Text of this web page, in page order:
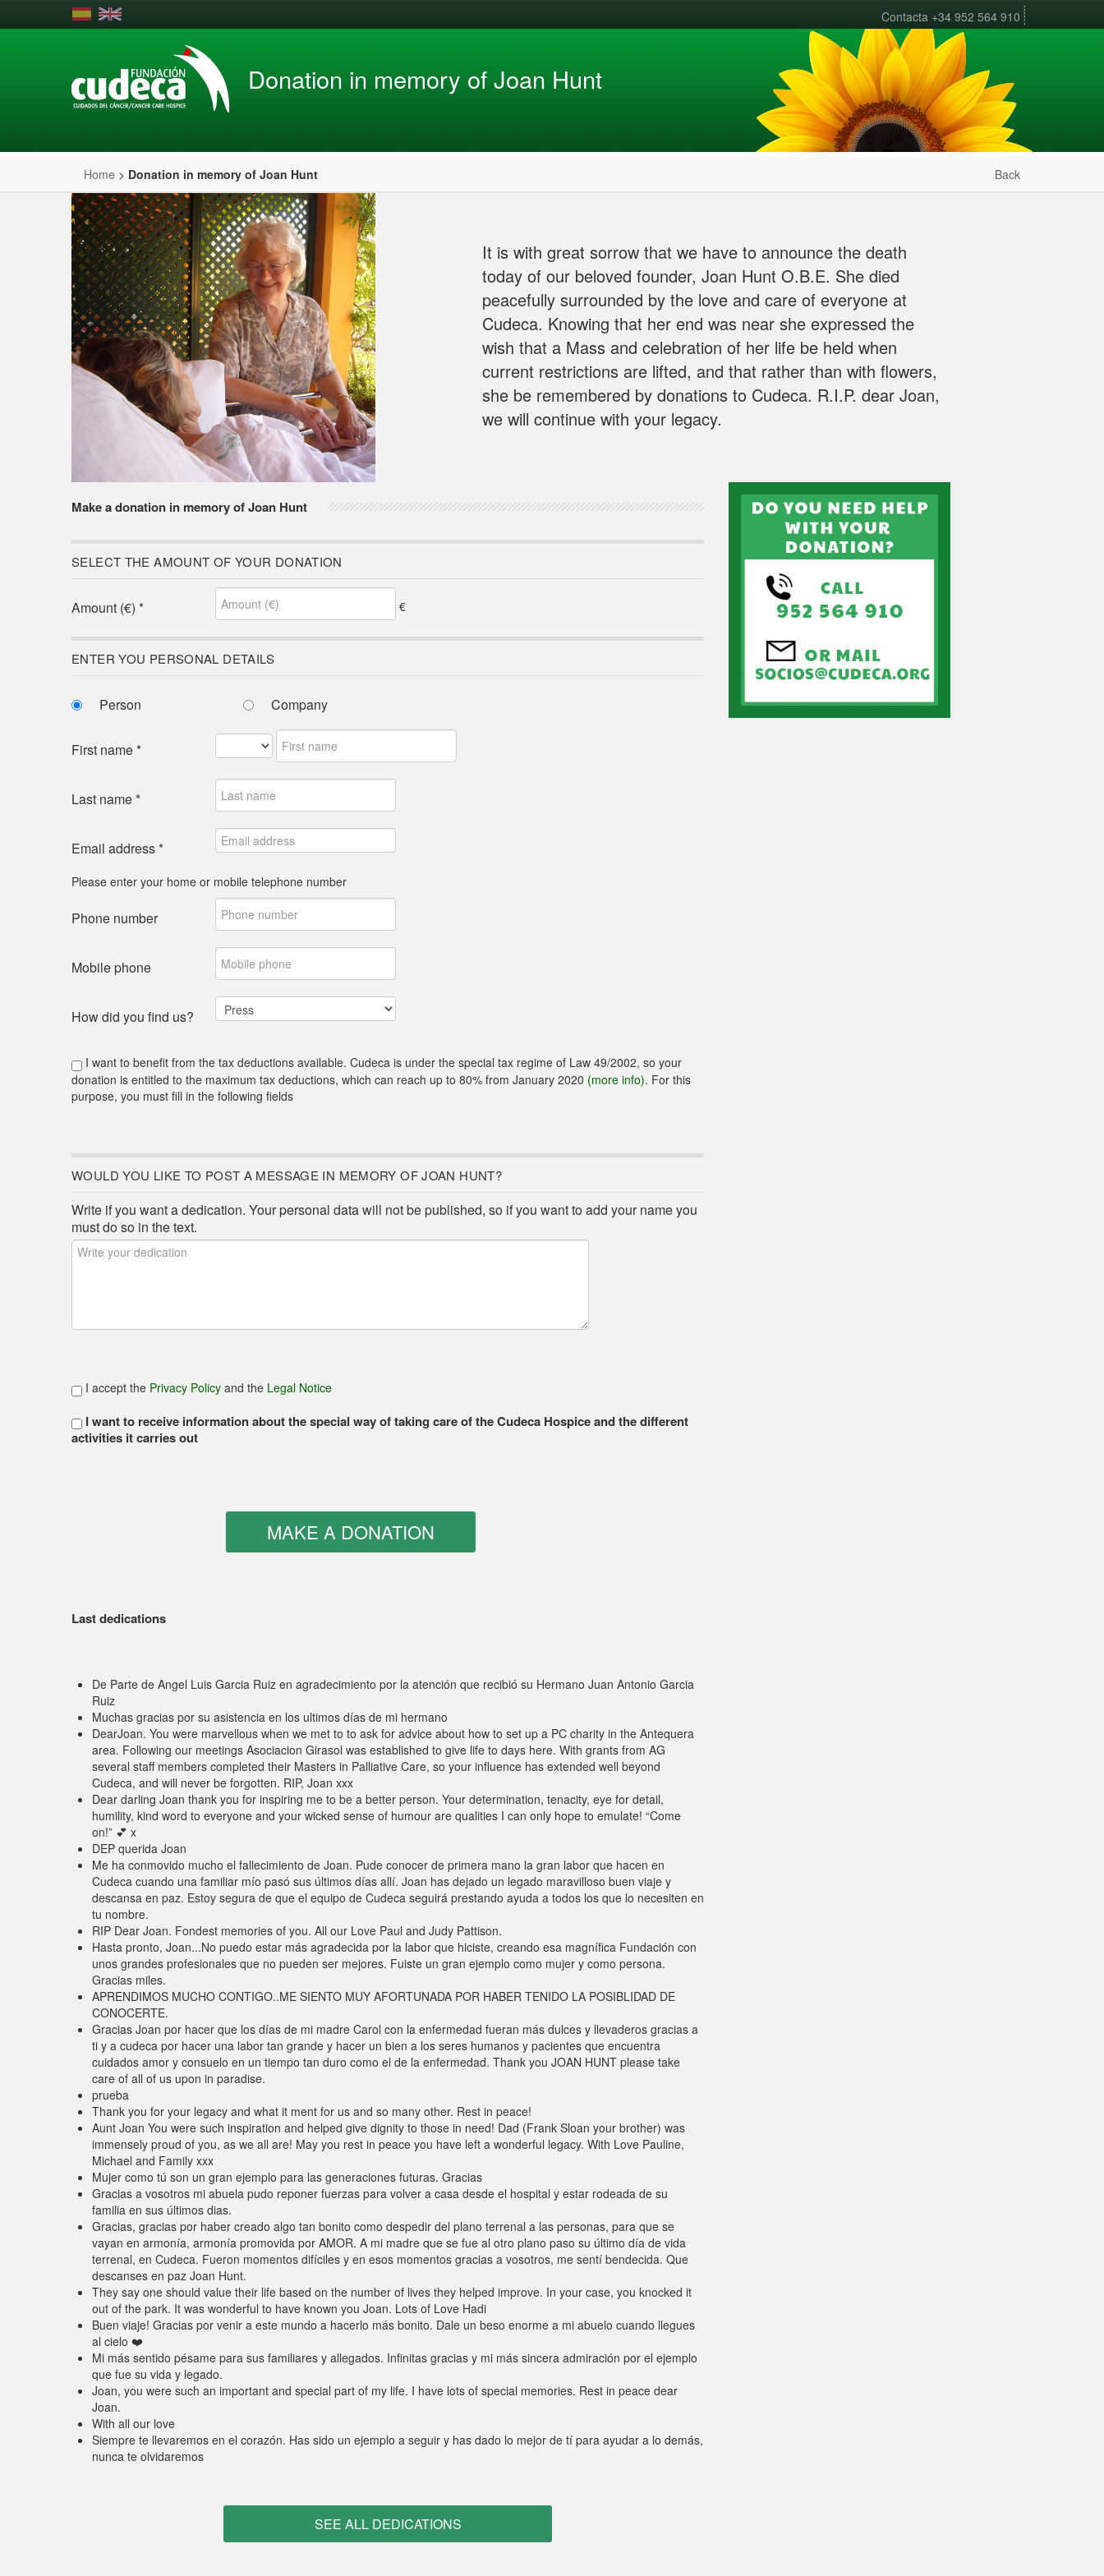
Contacta +34 952 564 910
Donation in memory of Joan Hunt
Home > Donation in memory of Joan Hunt Back
It is with great sorrow that we have to announce the death
today of our beloved founder, Joan Hunt O.B.E. She died
peacefully surrounded by the love and care of everyone at
Cudeca. Knowing that her end was near she expressed the
wish that a Mass and celebration of her life be held when
current restrictions are lifted, and that rather than with flowers,
she be remembered by donations to Cudeca. R.I.P. dear Joan,
we will continue with your legacy.
Make a donation in memory of Joan Hunt
SELECT THE AMOUNT OF YOUR DONATION
Amount (€) * €
ENTER YOU PERSONAL DETAILS
Person Company
First name*
Last name*
Email address*
Please enter your home or mobile telephone number
Phone number
Mobile phone
How did you find us?
I want to benefit from the tax deductions available. Cudeca is under the special tax regime of Law 49/2002, so your
donation is entitled to the maximum tax deductions, which can reach up to 80% from January 2020 (more info). For this
purpose, you must fill in the following fields
WOULD YOU LIKE TO POST A MESSAGE IN MEMORY OF JOAN HUNT?
Write if you want a dedication. Your personal data will not be published, so if you want to add your name you
must do so in the text.
I accept the Privacy Policy and the Legal Notice
I want to receive information about the special way of taking care of the Cudeca Hospice and the different
activities it carries out
Last dedications
De Parte de Angel Luis Garcia Ruiz en agradecimiento por la atención que recibió su Hermano Juan Antonio Garcia
Ruiz
Muchas gracias por su asistencia en los ultimos días de mi hermano
DearJoan. You were marvellous when we met to to ask for advice about how to set up a PC charity in the Antequera
area. Following our meetings Asociacion Girasol was established to give life to days here. With grants from AG
several staff members completed their Masters in Palliative Care, so your influence has extended well beyond
Cudeca, and will never be forgotten. RIP, Joan xxx
Dear darling Joan thank you for inspiring me to be a better person. Your determination, tenacity, eye for detail,
humility, kind word to everyone and your wicked sense of humour are qualities I can only hope to emulate! “Come
on!” 💕 x
DEP querida Joan
Me ha conmovido mucho el fallecimiento de Joan. Pude conocer de primera mano la gran labor que hacen en
Cudeca cuando una familiar mío pasó sus últimos días allí. Joan has dejado un legado maravilloso buen viaje y
descansa en paz. Estoy segura de que el equipo de Cudeca seguirá prestando ayuda a todos los que lo necesiten en
tu nombre.
RIP Dear Joan. Fondest memories of you. All our Love Paul and Judy Pattison.
Hasta pronto, Joan...No puedo estar más agradecida por la labor que hiciste, creando esa magnífica Fundación con
unos grandes profesionales que no pueden ser mejores. Fuiste un gran ejemplo como mujer y como persona.
Gracias miles.
APRENDIMOS MUCHO CONTIGO..ME SIENTO MUY AFORTUNADA POR HABER TENIDO LA POSIBLIDAD DE
CONOCERTE.
Gracias Joan por hacer que los días de mi madre Carol con la enfermedad fueran más dulces y llevaderos gracias a
ti y a cudeca por hacer una labor tan grande y hacer un bien a los seres humanos y pacientes que encuentra
cuidados amor y consuelo en un tiempo tan duro como el de la enfermedad. Thank you JOAN HUNT please take
care of all of us upon in paradise.
prueba
Thank you for your legacy and what it ment for us and so many other. Rest in peace!
Aunt Joan You were such inspiration and helped give dignity to those in need! Dad (Frank Sloan your brother) was
immensely proud of you, as we all are! May you rest in peace you have left a wonderful legacy. With Love Pauline,
Michael and Family xxx
Mujer como tú son un gran ejemplo para las generaciones futuras. Gracias
Gracias a vosotros mi abuela pudo reponer fuerzas para volver a casa desde el hospital y estar rodeada de su
familia en sus últimos dias.
Gracias, gracias por haber creado algo tan bonito como despedir del plano terrenal a las personas, para que se
vayan en armonía, armonía promovida por AMOR. A mi madre que se fue al otro plano paso su último día de vida
terrenal, en Cudeca. Fueron momentos difíciles y en esos momentos gracias a vosotros, me sentí bendecida. Que
descanses en paz Joan Hunt.
They say one should value their life based on the number of lives they helped improve. In your case, you knocked it
out of the park. It was wonderful to have known you Joan. Lots of Love Hadi
Buen viaje! Gracias por venir a este mundo a hacerlo más bonito. Dale un beso enorme a mi abuelo cuando llegues
al cielo ❤️
Mi más sentido pésame para sus familiares y allegados. Infinitas gracias y mi más sincera admiración por el ejemplo
que fue su vida y legado.
Joan, you were such an important and special part of my life. I have lots of special memories. Rest in peace dear
Joan.
With all our love
Siempre te llevaremos en el corazón. Has sido un ejemplo a seguir y has dado lo mejor de tí para ayudar a lo demás,
nunca te olvidaremos
SEE ALL DEDICATIONS